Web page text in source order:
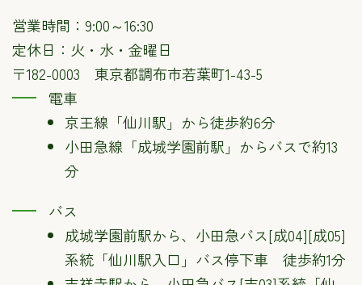
営業時間：9:00～16:30
定休日：火・水・金曜日
〒182-0003 東京都調布市若葉町1-43-5
電車
京王線「仙川駅」から徒歩約6分
小田急線「成城学園前駅」からバスで約13
分
バス
成城学園前駅から、小田急バス[成04][成05]
系統「仙川駅入口」バス停下車 徒歩約1分